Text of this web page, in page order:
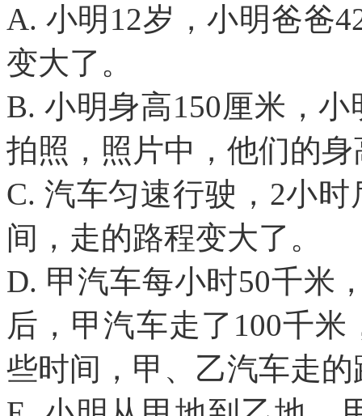
A. 小明12岁，小明爸爸
变大了。
B. 小明身高150厘米，
拍照，照片中，他们的
C. 汽车匀速行驶，2小
间，走的路程变大了。
D. 甲汽车每小时50千米
后，甲汽车走了100千
些时间，甲、乙汽车走